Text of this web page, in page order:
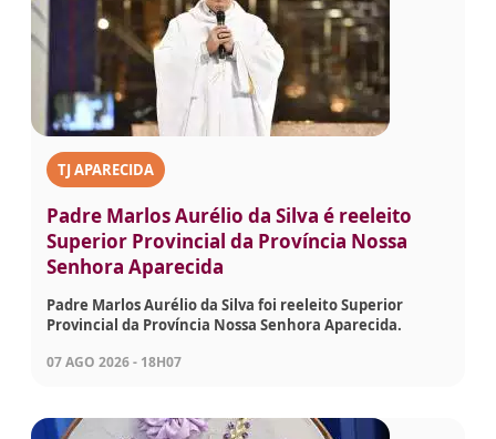
TJ APARECIDA
Padre Marlos Aurélio da Silva é reeleito
Superior Provincial da Província Nossa
Senhora Aparecida
Padre Marlos Aurélio da Silva foi reeleito Superior
Provincial da Província Nossa Senhora Aparecida.
07 AGO 2026 - 18H07